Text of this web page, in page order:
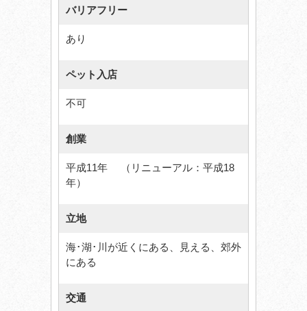
バリアフリー
あり
ペット入店
不可
創業
平成11年 （リニューアル：平成18
年）
立地
海･湖･川が近くにある、見える、郊外
にある
交通